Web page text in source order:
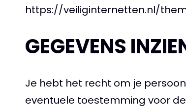
https://veiliginternetten.nl/
GEGEVENS
Je hebt het recht om je
eventuele toestemming voor